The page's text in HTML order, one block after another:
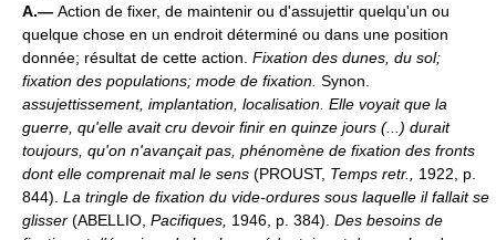
A.— Action de fixer, de maintenir ou d'assujettir quelqu'un ou
quelque chose en un endroit déterminé ou dans une position
donnée; résultat de cette action. Fixation des dunes, du sol;
fixation des populations; mode de fixation. Synon.
assujettissement, implantation, localisation. Elle voyait que la
guerre, qu'elle avait cru devoir finir en quinze jours (...) durait
toujours, qu'on n'avançait pas, phénomène de fixation des fronts
dont elle comprenait mal le sens (PROUST, Temps retr., 1922, p.
844). La tringle de fixation du vide-ordures sous laquelle il fallait se
glisser (ABELLIO, Pacifiques, 1946, p. 384). Des besoins de